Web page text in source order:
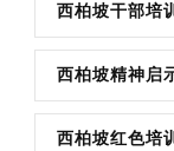
西柏坡干部培
西柏坡精神启
西柏坡红色培训